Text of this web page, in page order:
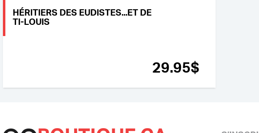
HÉRITIERS DES EUDISTES...ET DE
TI-LOUIS
29.95$